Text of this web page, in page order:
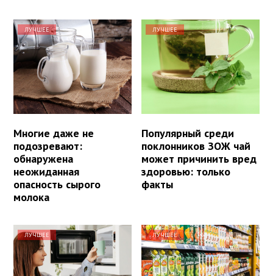
ЛУЧШЕЕ
Многие даже не
подозревают:
обнаружена
неожиданная
опасность сырого
молока
ЛУЧШЕЕ
Популярный среди
поклонников ЗОЖ чай
может причинить вред
здоровью: только
факты
ЛУЧШЕЕ ЛУЧШЕЕ